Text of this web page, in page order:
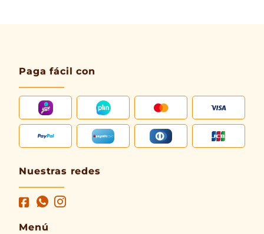
Paga fácil con
Nuestras redes
Menú